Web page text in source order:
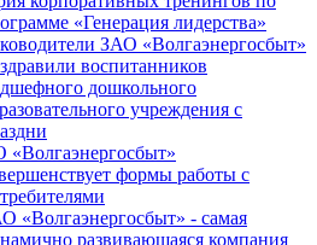
«Генерация лидерства»
ЗАО «Волгаэнергосбыт»
воспитанников
дошкольного
учреждения с
«Волгаэнергосбыт»
формы работы с
«Волгаэнергосбыт» - самая
развивающаяся компания